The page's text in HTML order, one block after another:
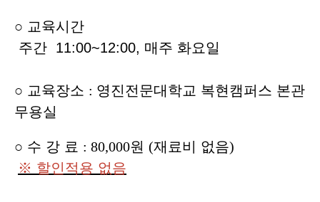
○ 교육시간
주간 11:00~12:00, 매주 화요일
○ 교육장소 : 영진전문대학교 복현캠퍼스 본관
무용실
○ 수 강 료 : 80,000원 (재료비 없음)
※ 할인적용 없음